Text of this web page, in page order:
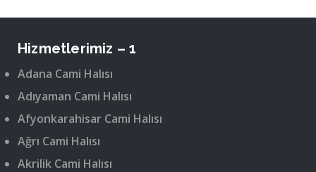
Hizmetlerimiz – 1
Adana Cami Halısı
Adıyaman Cami Halısı
Afyonkarahisar Cami Halısı
Ağrı Cami Halısı
Akrilik Cami Halısı